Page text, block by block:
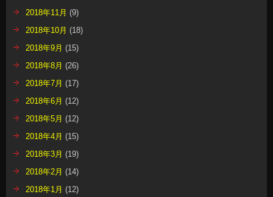
2018年11月 (9)
2018年10月 (18)
2018年9月 (15)
2018年8月 (26)
2018年7月 (17)
2018年6月 (12)
2018年5月 (12)
2018年4月 (15)
2018年3月 (19)
2018年2月 (14)
2018年1月 (12)